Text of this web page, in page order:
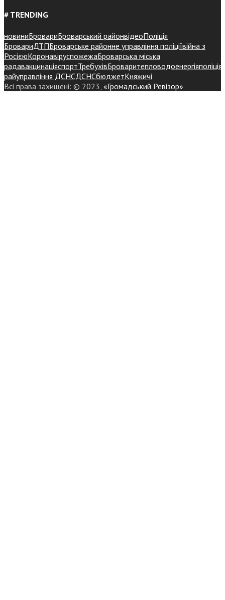
# TRENDING
новиниБровариБроварський районвідеоПоліція
БровариДТПБроварське районне управління поліціївійна з
РосієюКоронавіруспожежаБроварська міська
радавакцинаціяспортТребухівБроваритепловодоенергіяполіція
райуправління ДСНСДСНСбюджетКняжичі
Всі права захищені: © 2023, «Громадський Ревізор»